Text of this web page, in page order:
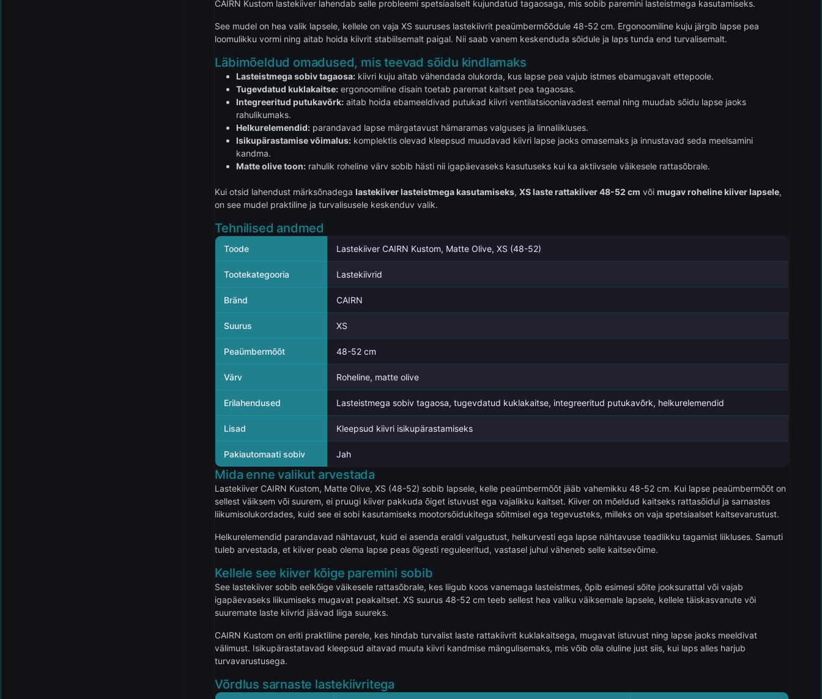
CAIRN Kustom lastekiiver lahendab selle probleemi spetsiaalselt kujundatud tagaosaga, mis sobib paremini lasteistmega kasutamiseks.
See mudel on hea valik lapsele, kellele on vaja XS suuruses lastekiivrit peaümbermõõdule 48-52 cm. Ergonoomiline kuju järgib lapse pea
loomulikku vormi ning aitab hoida kiivrit stabiilsemalt paigal. Nii saab vanem keskenduda sõidule ja laps tunda end turvalisemalt.
Läbimõeldud omadused, mis teevad sõidu kindlamaks
Lasteistmega sobiv tagaosa: kiivri kuju aitab vähendada olukorda, kus lapse pea vajub istmes ebamugavalt ettepoole.
Tugevdatud kuklakaitse: ergonoomiline disain toetab paremat kaitset pea tagaosas.
Integreeritud putukavõrk: aitab hoida ebameeldivad putukad kiivri ventilatsiooniavadest eemal ning muudab sõidu lapse jaoks
rahulikumaks.
Helkurelemendid: parandavad lapse märgatavust hämaramas valguses ja linnaliikluses.
Isikupärastamise võimalus: komplektis olevad kleepsud muudavad kiivri lapse jaoks omasemaks ja innustavad seda meelsamini
kandma.
Matte olive toon: rahulik roheline värv sobib hästi nii igapäevaseks kasutuseks kui ka aktiivsele väikesele rattasõbrale.
Kui otsid lahendust märksõnadegalastekiiver lasteistmega kasutamiseks,XS laste rattakiiver 48-52 cm võimugav roheline kiiver lapsele,
on see mudel praktiline ja turvalisusele keskenduv valik.
Tehnilised andmed
Toode Lastekiiver CAIRN Kustom, Matte Olive, XS (48-52)
Tootekategooria Lastekiivrid
Bränd CAIRN
Suurus XS
Peaümbermõõt 48-52 cm
Värv Roheline, matte olive
Erilahendused Lasteistmega sobiv tagaosa, tugevdatud kuklakaitse, integreeritud putukavõrk, helkurelemendid
Lisad Kleepsud kiivri isikupärastamiseks
Pakiautomaati sobiv Jah
Mida enne valikut arvestada
Lastekiiver CAIRN Kustom, Matte Olive, XS (48-52) sobib lapsele, kelle peaümbermõõt jääb vahemikku 48-52 cm. Kui lapse peaümbermõõt on
sellest väiksem või suurem, ei pruugi kiiver pakkuda õiget istuvust ega vajalikku kaitset. Kiiver on mõeldud kaitseks rattasõidul ja sarnastes
liikumisolukordades, kuid see ei sobi kasutamiseks mootorsõidukitega sõitmisel ega tegevusteks, milleks on vaja spetsiaalset kaitsevarustust.
Helkurelemendid parandavad nähtavust, kuid ei asenda eraldi valgustust, helkurvesti ega lapse nähtavuse teadlikku tagamist liikluses. Samuti
tuleb arvestada, et kiiver peab olema lapse peas õigesti reguleeritud, vastasel juhul väheneb selle kaitsevõime.
Kellele see kiiver kõige paremini sobib
See lastekiiver sobib eelkõige väikesele rattasõbrale, kes liigub koos vanemaga lasteistmes, õpib esimesi sõite jooksurattal või vajab
igapäevaseks liikumiseks mugavat peakaitset. XS suurus 48-52 cm teeb sellest hea valiku väiksemale lapsele, kellele täiskasvanute või
suuremate laste kiivrid jäävad liiga suureks.
CAIRN Kustom on eriti praktiline perele, kes hindab turvalist laste rattakiivrit kuklakaitsega, mugavat istuvust ning lapse jaoks meeldivat
välimust. Isikupärastatavad kleepsud aitavad muuta kiivri kandmise mängulisemaks, mis võib olla oluline just siis, kui laps alles harjub
turvavarustusega.
Võrdlus sarnaste lastekiivritega